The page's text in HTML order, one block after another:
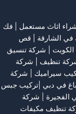
اثاث مستعمل
فك
الشارقة
قص
شركة تنسيق
تنظيف
شركة
سيراميك
شركة
في دبي |تركيب جبس
الفجيرة
شركة
تنظيف مكيفات